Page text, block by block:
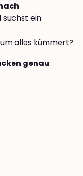
suchst ein
um alles kümmert?
genau